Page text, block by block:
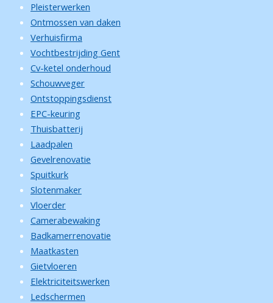
Pleisterwerken
Ontmossen van daken
Verhuisfirma
Vochtbestrijding Gent
Cv-ketel onderhoud
Schouwveger
Ontstoppingsdienst
EPC-keuring
Thuisbatterij
Laadpalen
Gevelrenovatie
Spuitkurk
Slotenmaker
Vloerder
Camerabewaking
Badkamerrenovatie
Maatkasten
Gietvloeren
Elektriciteitswerken
Ledschermen